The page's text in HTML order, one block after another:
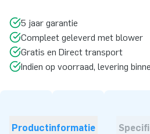
5 jaar garantie
Compleet geleverd met blower
Gratis en Direct transport
Indien op voorraad, levering
Productinformatie